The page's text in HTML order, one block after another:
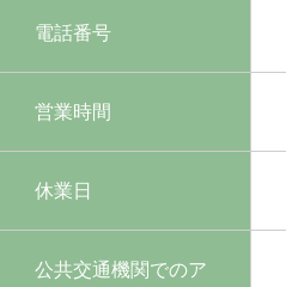
電話番号
営業時間
休業日
公共交通機関でのア